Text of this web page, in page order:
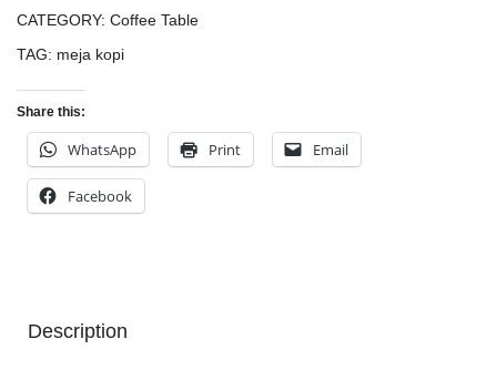
CATEGORY: Coffee Table
TAG: meja kopi
Share this:
WhatsApp Print Email
Facebook
Description